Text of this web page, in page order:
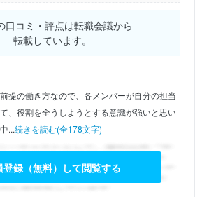
口コミ・評点は転職会議から
転載しています。
提の働き方なので、各メンバーが自分の担当
、役割を全うしようとする意識が強いと思い
...続きを読む(全178文字)
登録（無料）して閲覧する